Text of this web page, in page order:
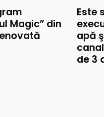
Magic” din
Este
apă
de 3